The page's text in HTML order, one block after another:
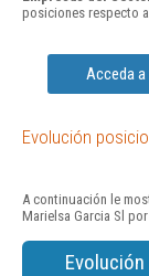
posiciones respecto
Acceda
Evolución
A continuación le
Marielsa Garcia Sl